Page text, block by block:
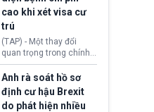
trong bối cảnh tranh
chấp ngoại giao giữa
chính quyền Tổng thống
Donald Trump và chính
phủ cánh tả Tổng thống
da Silva đang leo thang
gay gắt.
cao khi xét visa cư
trú
(TAP) - Một thay đổi
quan trọng trong chính
sách nhập cư của New
Zealand đang mở ra
thêm cơ hội cho nhiều
người muốn định cư. Từ
nay, người mắc viêm
Anh rà soát hồ sơ
định cư hậu Brexit
do phát hiện nhiều